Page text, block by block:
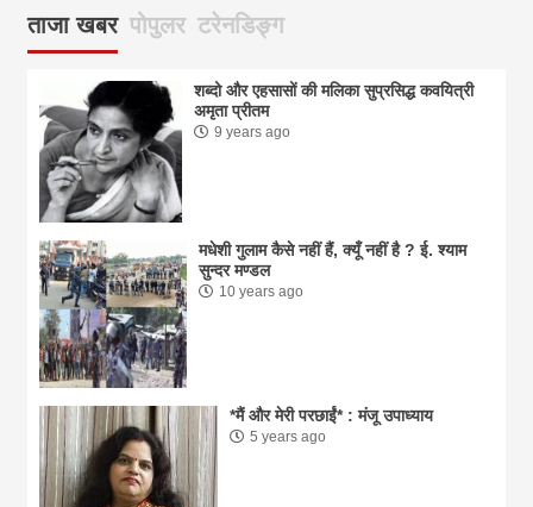
ताजा खबर पोपुलर टरेनडिङ्ग
शब्दो और एहसासों की मलिका सुप्रसिद्ध कवयित्री
अमृता प्रीतम
9 years ago
मधेशी गुलाम कैसे नहीं हैं, क्यूँ नहीं है ? ई. श्याम
सुन्दर मण्डल
10 years ago
*मैं और मेरी परछाईं* : मंजू उपाध्याय
5 years ago